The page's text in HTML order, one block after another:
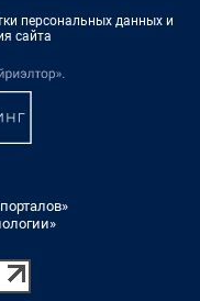
персональных данных и
сайта